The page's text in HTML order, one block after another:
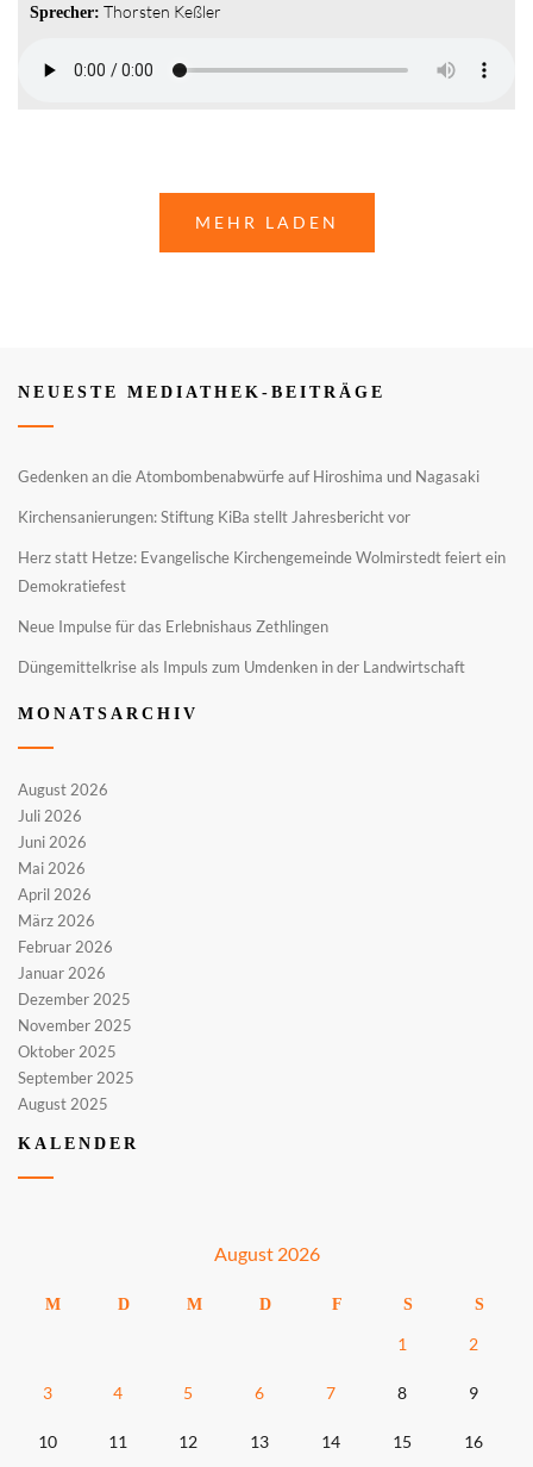
Sprecher: Thorsten Keßler
MEHR LADEN
NEUESTE MEDIATHEK-BEITRÄGE
Gedenken an die Atombombenabwürfe auf Hiroshima und Nagasaki
Kirchensanierungen: Stiftung KiBa stellt Jahresbericht vor
Herz statt Hetze: Evangelische Kirchengemeinde Wolmirstedt feiert ein
Demokratiefest
Neue Impulse für das Erlebnishaus Zethlingen
Düngemittelkrise als Impuls zum Umdenken in der Landwirtschaft
MONATSARCHIV
August 2026
Juli 2026
Juni 2026
Mai 2026
April 2026
März 2026
Februar 2026
Januar 2026
Dezember 2025
November 2025
Oktober 2025
September 2025
August 2025
KALENDER
August 2026
M D M D F S S
1 2
3 4 5 6 7 8 9
10 11 12 13 14 15 16